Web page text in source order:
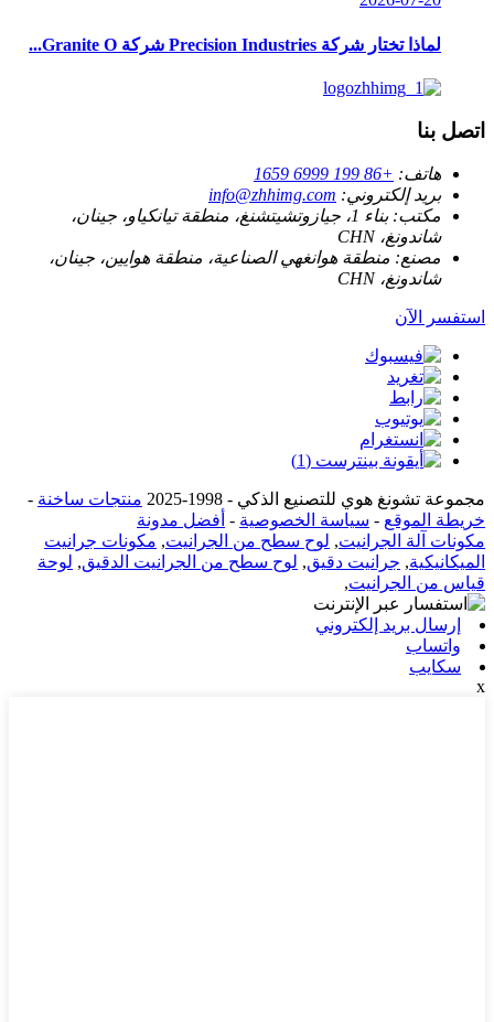
لماذا تختار شركة Precision Industries شركة Granite O...
اتصل بنا
هاتف: +86 199 6999 1659
بريد إلكتروني: info@zhhimg.com
مكتب:
بناء 1، جيازوتشيتشنغ، منطقة تيانكياو، جينان،
شاندونغ، CHN
مصنع: منطقة هوانغهي الصناعية، منطقة هوايين، جينان،
شاندونغ، CHN
استفسر الآن
مجموعة تشونغ هوي للتصنيع الذكي - 1998-2025 منتجات ساخنة -
خريطة الموقع - سياسة الخصوصية - أفضل مدونة
مكونات آلة الجرانيت, لوح سطح من الجرانيت, مكونات جرانيت
الميكانيكية, جرانيت دقيق, لوح سطح من الجرانيت الدقيق, لوحة
قياس من الجرانيت,
إرسال بريد إلكتروني
واتساب
سكايب
x